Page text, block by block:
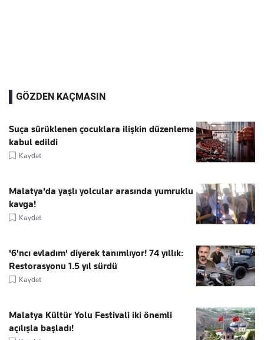
GÖZDEN KAÇMASIN
Suça sürüklenen çocuklara ilişkin düzenleme
kabul edildi
Kaydet
Malatya'da yaşlı yolcular arasında yumruklu
kavga!
Kaydet
'6'ncı evladım' diyerek tanımlıyor! 74 yıllık:
Restorasyonu 1.5 yıl sürdü
Kaydet
Malatya Kültür Yolu Festivali iki önemli
açılışla başladı!